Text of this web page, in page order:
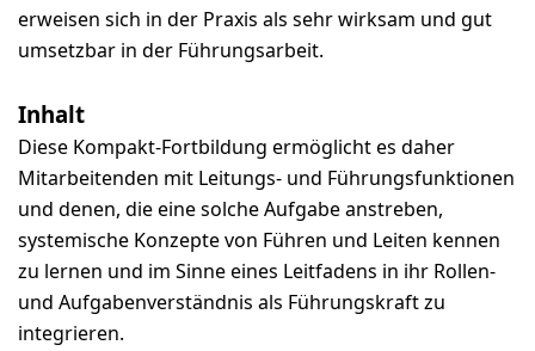
erweisen sich in der Praxis als sehr wirksam und gut
umsetzbar in der Führungsarbeit.
Inhalt
Diese Kompakt-Fortbildung ermöglicht es daher
Mitarbeitenden mit Leitungs- und Führungsfunktionen
und denen, die eine solche Aufgabe anstreben,
systemische Konzepte von Führen und Leiten kennen
zu lernen und im Sinne eines Leitfadens in ihr Rollen-
und Aufgabenverständnis als Führungskraft zu
integrieren.